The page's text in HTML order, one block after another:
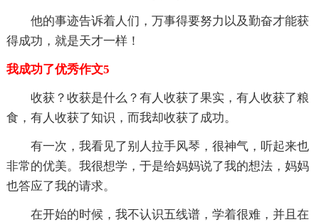
他的事迹告诉着人们，万事得要努力以及勤奋才能获
得成功，就是天才一样！
我成功了优秀作文5
收获？收获是什么？有人收获了果实，有人收获了粮
食，有人收获了知识，而我却收获了成功。
有一次，我看见了别人拉手风琴，很神气，听起来也
非常的优美。我很想学，于是给妈妈说了我的想法，妈妈
也答应了我的请求。
在开始的时候，我不认识五线谱，学着很难，并且在